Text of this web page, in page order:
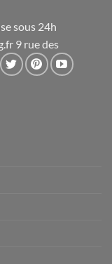
sous 24h
9 rue des